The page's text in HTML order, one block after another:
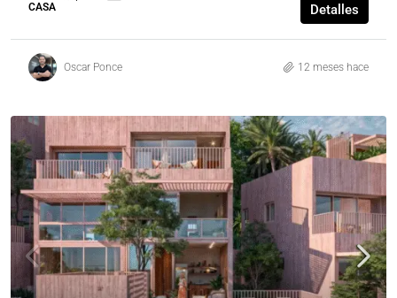
CASA Detalles
Oscar Ponce 12 meses hace